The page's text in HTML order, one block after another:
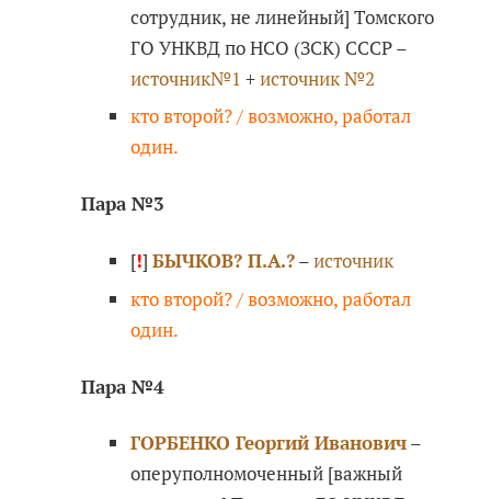
сотрудник, не линейный] Томского
ГО УНКВД по НСО (ЗСК) СССР –
источник№1 +источник №2
кто второй? / возможно, работал
один.
Пара №3
[!]БЫЧКОВ? П.А.?–источник
кто второй? / возможно, работал
один.
Пара №4
ГОРБЕНКО Георгий Иванович–
оперуполномоченный [важный